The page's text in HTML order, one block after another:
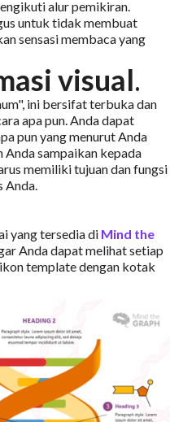
alur pemikiran.
untuk tidak membuat
sensasi membaca yang
visual.
ini bersifat terbuka dan
apa pun. Anda dapat
pun yang menurut Anda
Anda sampaikan kepada
memiliki tujuan dan fungsi
Anda.
yang tersedia di Mind the
Anda dapat melihat setiap
template dengan kotak